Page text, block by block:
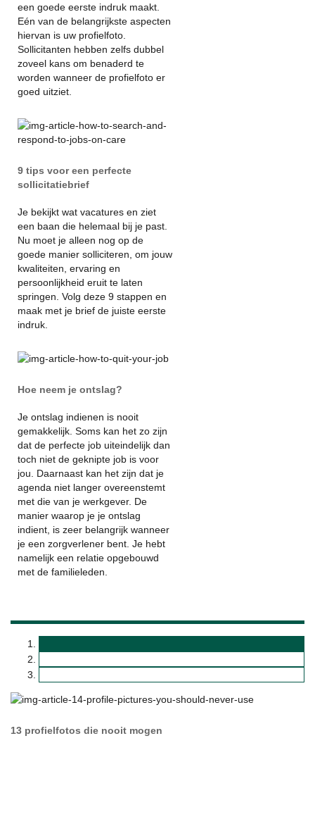
een goede eerste indruk maakt.
Eén van de belangrijkste aspecten
hiervan is uw profielfoto.
Sollicitanten hebben zelfs dubbel
zoveel kans om benaderd te
worden wanneer de profielfoto er
goed uitziet.
9 tips voor een perfecte
sollicitatiebrief
Je bekijkt wat vacatures en ziet
een baan die helemaal bij je past.
Nu moet je alleen nog op de
goede manier solliciteren, om jouw
kwaliteiten, ervaring en
persoonlijkheid eruit te laten
springen. Volg deze 9 stappen en
maak met je brief de juiste eerste
indruk.
Hoe neem je ontslag?
Je ontslag indienen is nooit
gemakkelijk. Soms kan het zo zijn
dat de perfecte job uiteindelijk dan
toch niet de geknipte job is voor
jou. Daarnaast kan het zijn dat je
agenda niet langer overeenstemt
met die van je werkgever. De
manier waarop je je ontslag
indient, is zeer belangrijk wanneer
je een zorgverlener bent. Je hebt
namelijk een relatie opgebouwd
met de familieleden.
13 profielfotos die nooit mogen